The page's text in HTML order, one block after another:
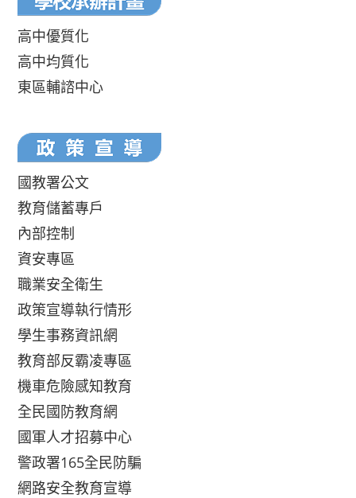
高中優質化
高中均質化
東區輔諮中心
國教署公文
教育儲蓄專戶
內部控制
資安專區
職業安全衛生
政策宣導執行情形
學生事務資訊網
教育部反霸凌專區
機車危險感知教育
全民國防教育網
國軍人才招募中心
警政署165全民防騙
網路安全教育宣導